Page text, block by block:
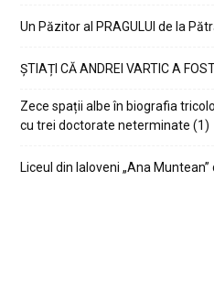
Un Păzitor al PRAGULUI de la
ȘTIAȚI CĂ ANDREI VARTIC A
Zece spații albe în biografia
cu trei doctorate neterminate (1)
Liceul din Ialoveni „Ana